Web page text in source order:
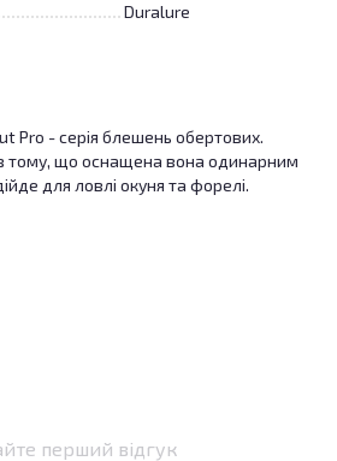
Duralure
Pro - серія блешень обертових.
тому, що оснащена вона одинарним
для ловлі окуня та форелі.
перший відгук